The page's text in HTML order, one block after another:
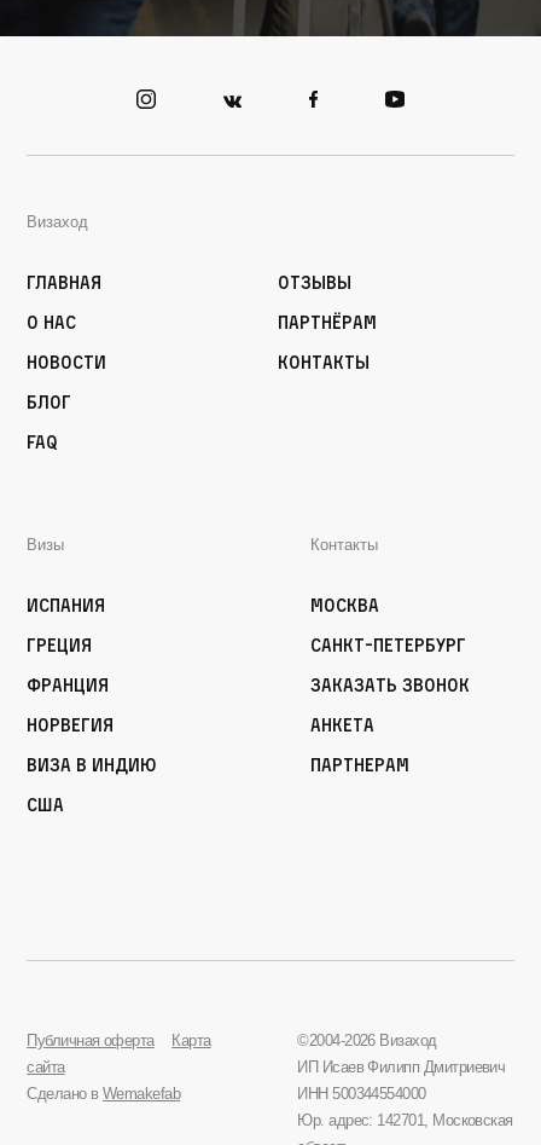
Визаход
Главная
О нас
Новости
Блог
FAQ
Отзывы
Партнёрам
Контакты
Визы
Испания
Греция
Франция
Норвегия
Виза в Индию
США
Контакты
Москва
Санкт-Петербург
Заказать звонок
Анкета
Партнерам
Публичная оферта
Карта
сайта
Сделано в Wemakefab
©2004-2026 Визаход
ИП Исаев Филипп Дмитриевич
ИНН 500344554000
Юр. адрес: 142701, Московская